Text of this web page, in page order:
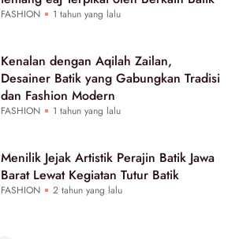
FASHION 1 tahun yang lalu
Kenalan dengan Aqilah Zailan,
Desainer Batik yang Gabungkan Tradisi
dan Fashion Modern
FASHION 1 tahun yang lalu
Menilik Jejak Artistik Perajin Batik Jawa
Barat Lewat Kegiatan Tutur Batik
FASHION 2 tahun yang lalu